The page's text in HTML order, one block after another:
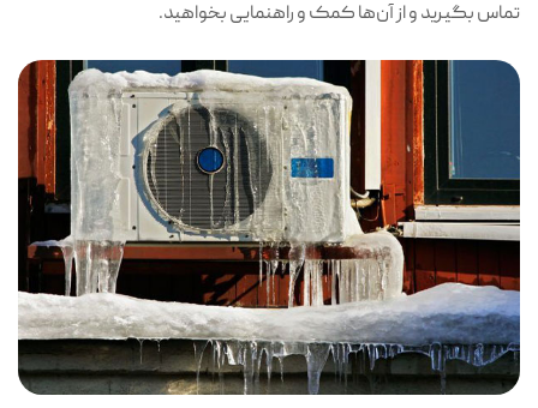
تماس بگیرید و از آن‌ها کمک و راهنمایی بخواهید.